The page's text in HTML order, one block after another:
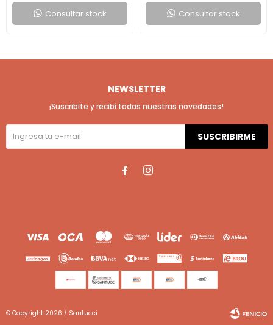
Consultar stock Consultar stock
NEWSLETTER
¡Suscribite y recibí todas nuestras novedades!
SUSCRIBIRME
 
© Copyright 2026 / Santucci